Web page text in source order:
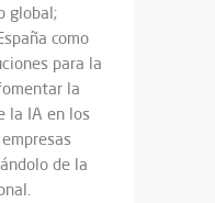
global;
como
para la
la
la IA en los
de la